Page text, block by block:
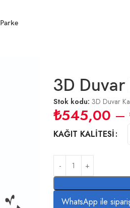
Parke
3D Duvar
Stok kodu: 3D Duvar
₺545,00 –
KAĞIT KALITESI
WhatsApp ile